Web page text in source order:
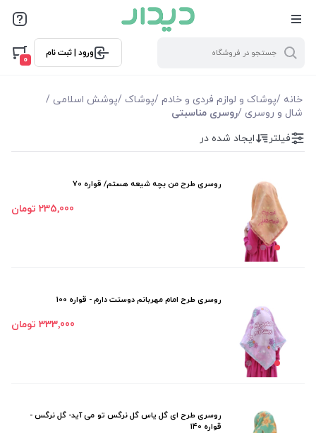
ورود | ثبت نام
0
خانه /پوشاک و لوازم فردی و خادم /پوشاک /پوشش اسلامی /
شال و روسری /روسری مناسبتی
فیلتر بر اساس قیمت
فیلترها
نمایش همه محصولات
فیلتر ایجاد شده در
روسری طرح من بچه شیعه هستم/ قواره 70
235٬000 تومان
روسری طرح امام مهربانم دوستت دارم - قواره 100
333٬000 تومان
روسری طرح ای گل یاس گل نرگس تو می آید- گل نرگس -
قواره 140